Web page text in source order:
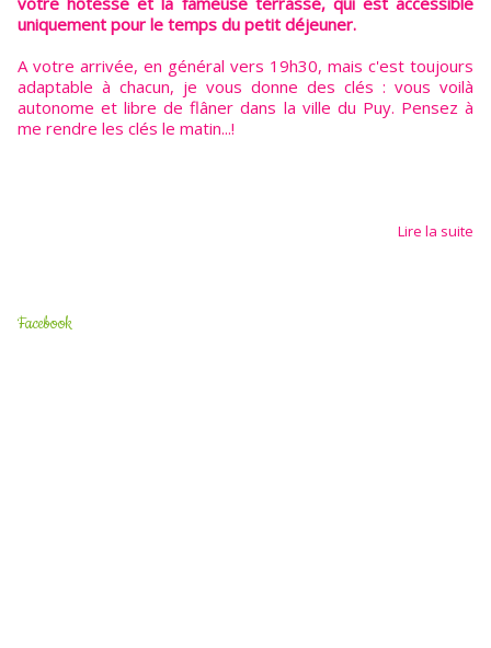
uniquement pour le temps du petit déjeuner.
A votre arrivée, en général vers 19h30, mais c'est toujours
adaptable à chacun, je vous donne des clés : vous voilà
autonome et libre de flâner dans la ville du Puy. Pensez à
me rendre les clés le matin...!
Lire la suite
Facebook